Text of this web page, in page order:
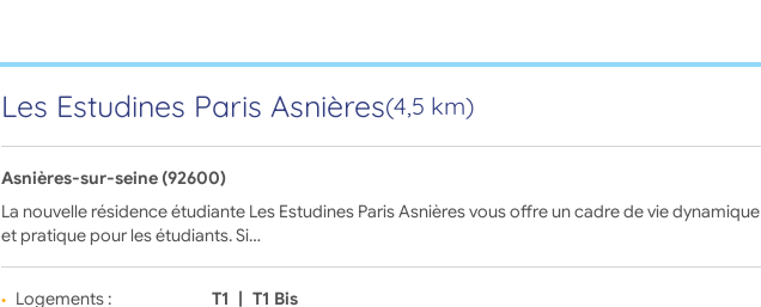
Les Estudines Paris Asnières(4,5 km)
Asnières-sur-seine (92600)
La nouvelle résidence étudiante Les Estudines Paris Asnières vous offre un cadre de vie dynamique
et pratique pour les étudiants. Si…
Logements : T1 | T1 Bis